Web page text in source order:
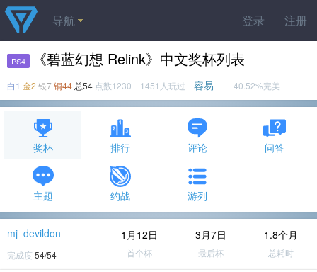
登录 注册
导航
PS4 《碧蓝幻想 Relink》中文奖杯列表
白1 金2 银7 铜44 总54 点数1230 1451人玩过 容易 40.52%完美
奖杯 排行 评论 问答
主题 约战 游列
mj_devildon
完成度 54/54
1月12日
首个杯
3月7日
最后杯
1.8个月
总耗时